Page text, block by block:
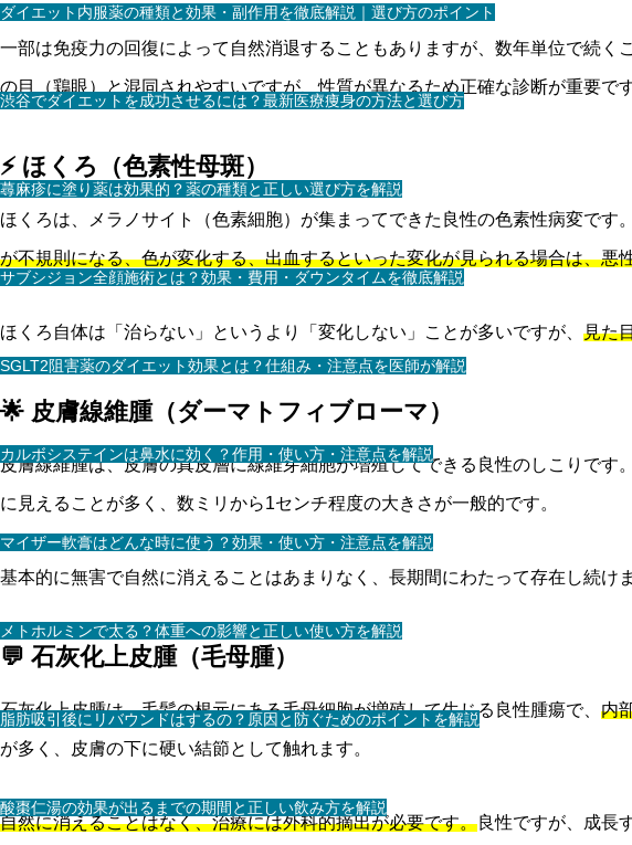
ダイエット内服薬の種類と効果・副作用を徹底解説｜選び方のポイント
渋谷でダイエットを成功させるには？最新医療痩身の方法と選び方
蕁麻疹に塗り薬は効果的？薬の種類と正しい選び方を解説
サブシジョン全顔施術とは？効果・費用・ダウンタイムを徹底解説
SGLT2阻害薬のダイエット効果とは？仕組み・注意点を医師が解説
カルボシステインは鼻水に効く？作用・使い方・注意点を解説
マイザー軟膏はどんな時に使う？効果・使い方・注意点を解説
メトホルミンで太る？体重への影響と正しい使い方を解説
脂肪吸引後にリバウンドはするの？原因と防ぐためのポイントを解説
酸棗仁湯の効果が出るまでの期間と正しい飲み方を解説
一部は免疫力の回復によって自然消退することもありますが、数年単位で続く
の目（鶏眼）と混同されやすいですが、性質が異なるため正確な診断が重要です
⚡ ほくろ（色素性母斑）
ほくろは、メラノサイト（色素細胞）が集まってできた良性の色素性病変で
が不規則になる、色が変化する、出血するといった変化が見られる場合は、悪
ほくろ自体は「治らない」というより「変化しない」ことが多いですが、 見た
🌟 皮膚線維腫（ダーマトフィブローマ）
皮膚線維腫は、皮膚の真皮層に線維芽細胞が増殖してできる良性のしこりです。
に見えることが多く、数ミリから1センチ程度の大きさが一般的です。
基本的に無害で自然に消えることはあまりなく、長期間にわたって存在し続け
💬 石灰化上皮腫（毛母腫）
石灰化上皮腫は、毛髪の根元にある毛母細胞が増殖して生じる良性腫瘍で、 内
が多く、皮膚の下に硬い結節として触れます。
自然に消えることはなく、治療には外科的摘出が必要です。良性ですが、成長